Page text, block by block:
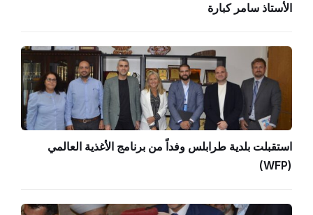
الأستاذ سامر كبارة
استقبلت بلدية طرابلس وفداً من برنامج الأغذية العالمي
(WFP)